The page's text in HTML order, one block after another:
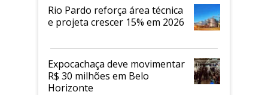
Rio Pardo reforça área técnica
e projeta crescer 15% em 2026
Expocachaça deve movimentar
R$ 30 milhões em Belo
Horizonte